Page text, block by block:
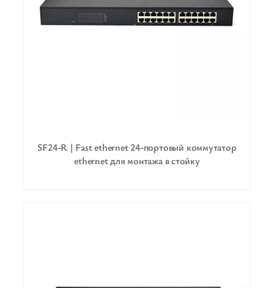
SF24-R | Fast ethernet 24-портовый коммутатор
ethernet для монтажа в стойку